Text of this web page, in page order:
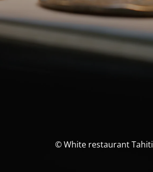
© White restaurant